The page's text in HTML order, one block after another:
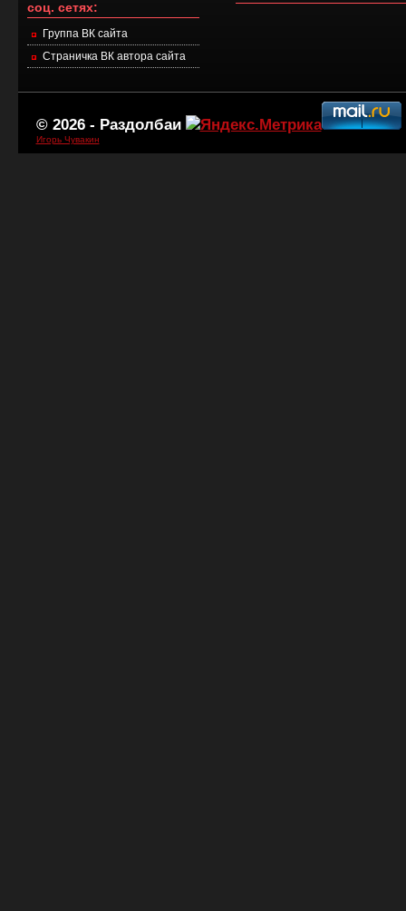
соц. сетях:
Группа ВК сайта
Страничка ВК автора сайта
© 2026 - Раздолбаи
Игорь Чувакин